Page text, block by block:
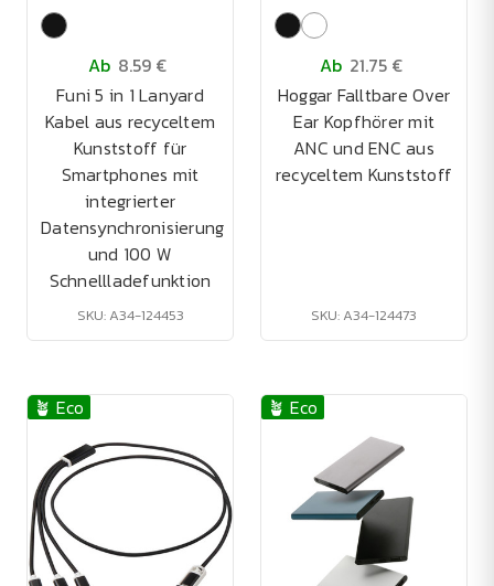
Ab 8.59 €
Funi 5 in 1 Lanyard
Kabel aus recyceltem
Kunststoff für
Smartphones mit
integrierter
Datensynchronisierung
und 100 W
Schnellladefunktion
SKU: A34-124453
Ab 21.75 €
Hoggar Falltbare Over
Ear Kopfhörer mit
ANC und ENC aus
recyceltem Kunststoff
SKU: A34-124473
🪴 Eco 🪴 Eco